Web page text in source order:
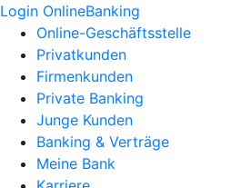
Login OnlineBanking
Online-Geschäftsstelle
Privatkunden
Firmenkunden
Private Banking
Junge Kunden
Banking & Verträge
Meine Bank